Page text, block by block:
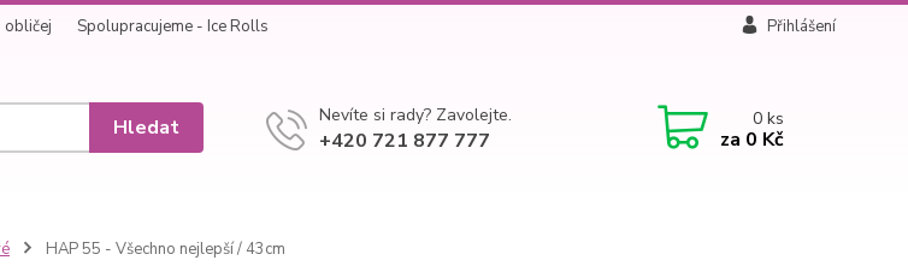
obličej Spolupracujeme - Ice Rolls Přihlášení
Hledat Nevíte si rady? Zavolejte.
+420 721 877 777
0ks
za 0 Kč
HAP 55 - Všechno nejlepší / 43cm